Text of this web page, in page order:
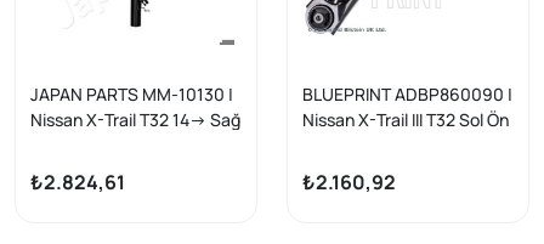
JAPAN PARTS MM-10130 |
Nissan X-Trail T32 14-> Sağ
3340158
₺2.824,61
BLUEPRINT ADBP860090 |
Nissan X-Trail III T32 Sol Ön
₺2.160,92